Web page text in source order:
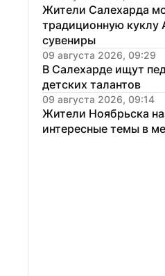
Жители Салехарда
традиционную куклу
сувениры
09 августа 2026, 09:29
В Салехарде ищут
детских талантов
09 августа 2026, 09:14
Жители Ноябрьска
интересные темы в